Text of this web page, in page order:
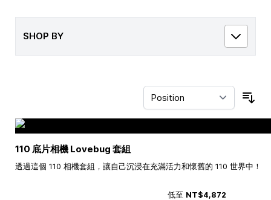
SHOP BY
110 底片相機 Lovebug 套組
透過這個 110 相機套組，讓自己沉浸在充滿活力和懷舊的 110 世界中！
低至 NT$4,872